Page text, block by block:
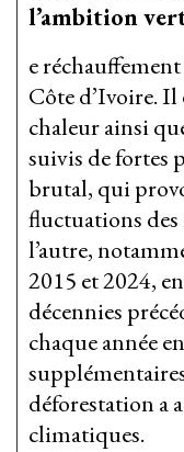
l’ambition
e
Côte d’Ivoire. Il
chaleur ainsi
suivis de fortes
brutal, qui
fluctuations des
l’autre,
2015 et 2024,
décennies
chaque année
déforestation a
climatiques.